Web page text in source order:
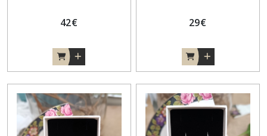
42€ 29€